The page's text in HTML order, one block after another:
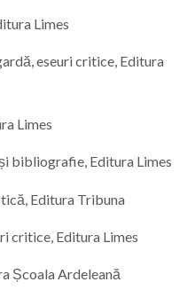
Limes
eseuri critice, Editura
Limes
bibliografie, Editura Limes
Editura Tribuna
critice, Editura Limes
Școala Ardeleană